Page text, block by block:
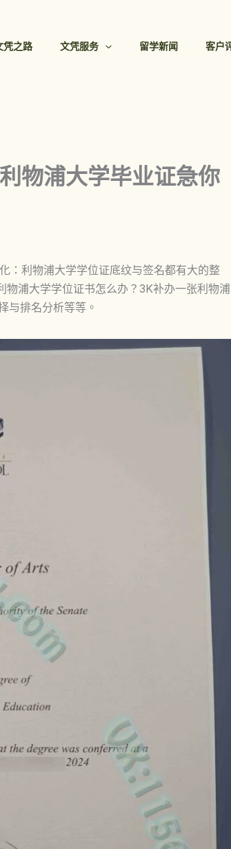
凭之路 文凭服务 留学新闻 客户
物浦大学毕业证急你
：利物浦大学学位证底纹与签名都有大的整
浦大学学位证书怎么办？3K补办一张利物浦
与排名分析等等。